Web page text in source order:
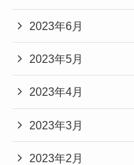
2023年6月
2023年5月
2023年4月
2023年3月
2023年2月